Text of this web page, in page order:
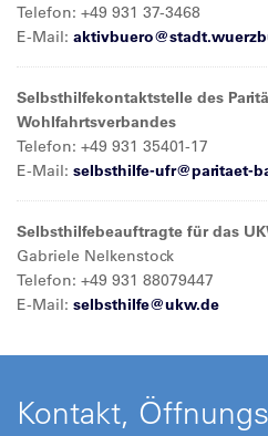
Telefon: +49 931 37-3468
E-Mail: aktivbuero@
Selbsthilfekontaktstelle des
Wohlfahrtsverbandes
Telefon: +49 931 35401-17
E-Mail: selbsthilfe-ufr@paritaet-
Selbsthilfebeauftragte für das
Gabriele Nelkenstock
Telefon: +49 931 88079447
E-Mail: selbsthilfe@ukw.de
Kontakt,